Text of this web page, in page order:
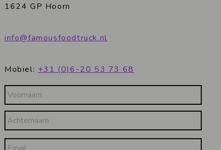
1624 GP Hoorn
info@famousfoodtruck.nl
Mobiel: +31 (0)6-20 53 73 68
Naam
Voornaam
Achternaam
Email